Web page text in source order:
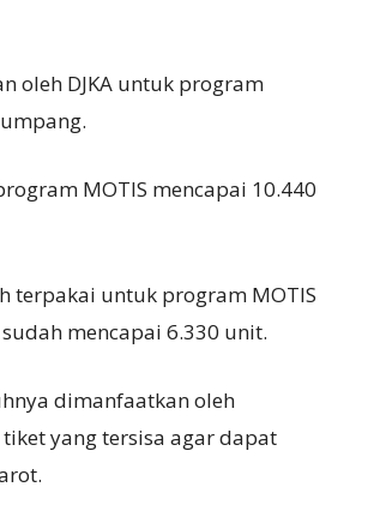
oleh DJKA untuk program
MOTIS mencapai 10.440
terpakai untuk program MOTIS
mencapai 6.330 unit.
dimanfaatkan oleh
yang tersisa agar dapat